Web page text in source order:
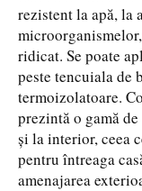
rezistent la apă, la
ridicat. Se poate
peste tencuiala de
termoizolatoare.
prezintă o gamă
și la interior, ceea
pentru întreaga
amenajarea